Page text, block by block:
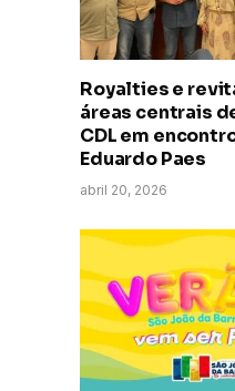
Royalties e
áreas centrais
CDL em
Eduardo Paes
abril 20, 2026